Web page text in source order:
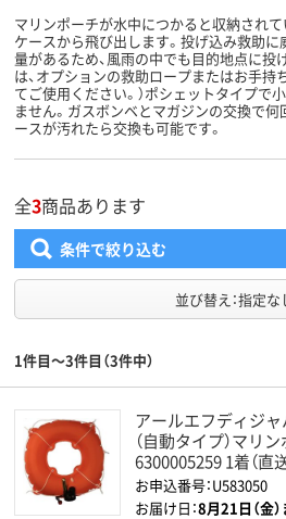
マリンポーチが水中につかると収納されて
ケースから飛び出します。投げ込み救助
量があるため、風雨の中でも目的地点に投
は、オプションの救助ロープまたはお手
てご使用ください。）ポシェットタイプで
ません。ガスボンベとマガジンの交換で何
ースが汚れたら交換も可能です。
全3商品あります
条件で絞り込む
並び替え：指定な
1件目～3件目（3件中）
アールエフディジ
（自動タイプ）マリ
6300005259 1着（直
お申込番号：U583050
お届け日：8月21日（金